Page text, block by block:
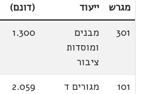
מגרש ייעוד
(דונם)
301
מבנים
ומוסדות
ציבור
1.300
101 מגורים ד 2.059